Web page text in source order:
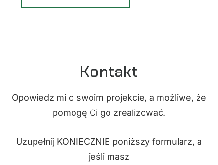
Kontakt
Opowiedz mi o swoim projekcie, a możliwe, że
pomogę Ci go zrealizować.
Uzupełnij KONIECZNIE poniższy formularz, a
jeśli masz